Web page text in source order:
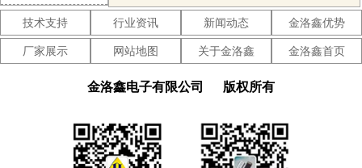
SMI晶振 Lihom晶振 SHINSUNG
晶振
NAKA晶振 AKER晶振 NKG晶振
NJR晶振 Sunny晶振 CTS晶振
德晶振
高利奇晶振 Jauch晶振 AbraconCrystal
技术支持 行业资讯 新闻动态 金洛鑫优势
厂家展示 网站地图 关于金洛鑫 金洛鑫首页
金洛鑫电子有限公司 版权所有